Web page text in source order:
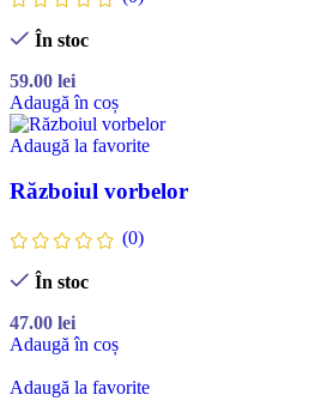
În stoc
59.00 lei
Adaugă în coș
Adaugă la favorite
Războiul vorbelor
(0)
În stoc
47.00 lei
Adaugă în coș
Adaugă la favorite